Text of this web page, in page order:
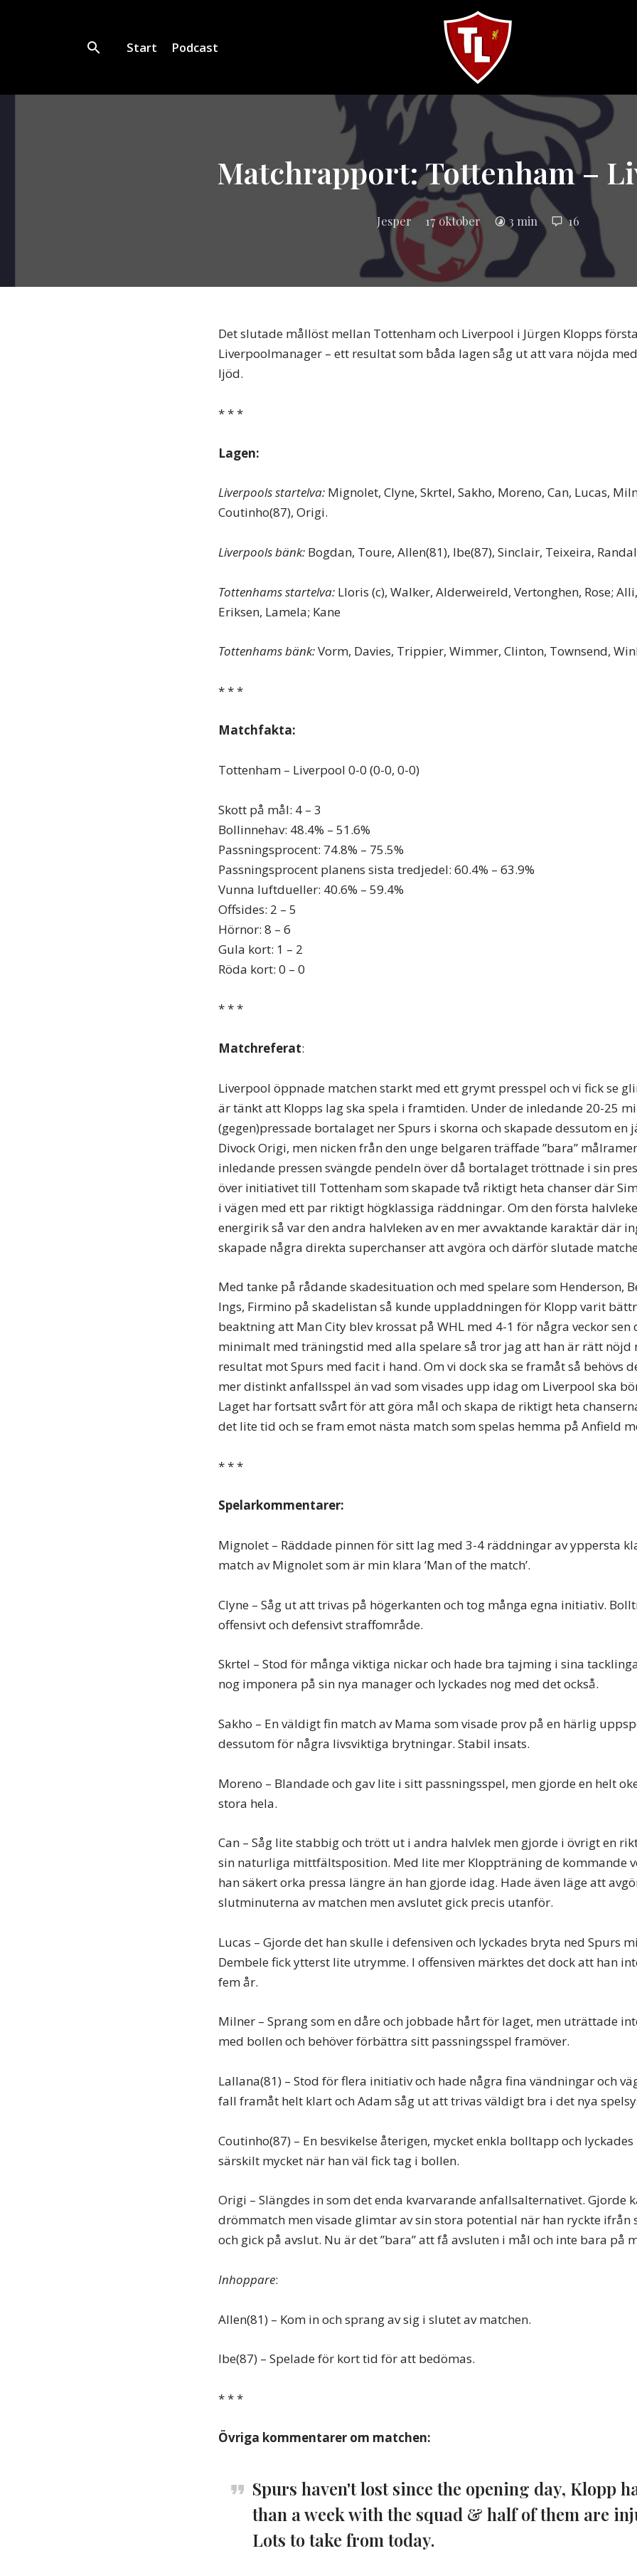
Sveriges
största
Liverpool
online
magazine!
Start Podcast
Matchrapport: Tottenham –
Jesper 17 oktober 3 min 16
Det slutade mållöst mellan Tottenham och Liverpool i Jürgen Klopps
Liverpoolmanager – ett resultat som båda lagen såg ut att vara nöjda
ljöd.
* * *
Lagen:
Liverpools startelva: Mignolet, Clyne, Skrtel, Sakho, Moreno, Can, Lucas,
Coutinho(87), Origi.
Liverpools bänk: Bogdan, Toure, Allen(81), Ibe(87), Sinclair, Teixeira,
Tottenhams startelva: Lloris (c), Walker, Alderweireld, Vertonghen, Rose;
Eriksen, Lamela; Kane
Tottenhams bänk:Vorm, Davies, Trippier, Wimmer, Clinton, Townsend,
* * *
Matchfakta:
Tottenham – Liverpool 0-0 (0-0, 0-0)
Skott på mål: 4 – 3
Bollinnehav: 48.4% – 51.6%
Passningsprocent: 74.8% – 75.5%
Passningsprocent planens sista tredjedel: 60.4% – 63.9%
Vunna luftdueller: 40.6% – 59.4%
Offsides: 2 – 5
Hörnor: 8 – 6
Gula kort: 1 – 2
Röda kort: 0 – 0
* * *
Matchreferat:
Liverpool öppnade matchen starkt med ett grymt presspel och vi fick se
är tänkt att Klopps lag ska spela i framtiden. Under de inledande 20-25
(gegen)pressade bortalaget ner Spurs i skorna och skapade dessutom en
Divock Origi, men nicken från den unge belgaren träffade ”bara”
inledande pressen svängde pendeln över då bortalaget tröttnade i sin
över initiativet till Tottenham som skapade två riktigt heta chanser där
i vägen med ett par riktigt högklassiga räddningar. Om den första
energirik så var den andra halvleken av en mer avvaktande karaktär där
skapade några direkta superchanser att avgöra och därför slutade
Med tanke på rådande skadesituation och med spelare som Henderson,
Ings, Firmino på skadelistan så kunde uppladdningen för Klopp varit
beaktning att Man City blev krossat på WHL med 4-1 för några veckor sen
minimalt med träningstid med alla spelare så tror jag att han är rätt nöjd
resultat mot Spurs med facit i hand. Om vi dock ska se framåt så behövs
mer distinkt anfallsspel än vad som visades upp idag om Liverpool ska
Laget har fortsatt svårt för att göra mål och skapa de riktigt heta
det lite tid och se fram emot nästa match som spelas hemma på Anfield
* * *
Spelarkommentarer:
Mignolet – Räddade pinnen för sitt lag med 3-4 räddningar av yppersta
match av Mignolet som är min klara ’Man of the match’.
Clyne – Såg ut att trivas på högerkanten och tog många egna initiativ.
offensivt och defensivt straffområde.
Skrtel – Stod för många viktiga nickar och hade bra tajming i sina
nog imponera på sin nya manager och lyckades nog med det också.
Sakho – En väldigt fin match av Mama som visade prov på en härlig
dessutom för några livsviktiga brytningar. Stabil insats.
Moreno – Blandade och gav lite i sitt passningsspel, men gjorde en helt
stora hela.
Can – Såg lite stabbig och trött ut i andra halvlek men gjorde i övrigt en
sin naturliga mittfältsposition. Med lite mer Kloppträning de kommande
han säkert orka pressa längre än han gjorde idag. Hade även läge att
slutminuterna av matchen men avslutet gick precis utanför.
Lucas – Gjorde det han skulle i defensiven och lyckades bryta ned Spurs
Dembele fick ytterst lite utrymme. I offensiven märktes det dock att han
fem år.
Milner – Sprang som en dåre och jobbade hårt för laget, men uträttade
med bollen och behöver förbättra sitt passningsspel framöver.
Lallana(81) – Stod för flera initiativ och hade några fina vändningar och
fall framåt helt klart och Adam såg ut att trivas väldigt bra i det nya
Coutinho(87) – En besvikelse återigen, mycket enkla bolltapp och
särskilt mycket när han väl fick tag i bollen.
Origi – Slängdes in som det enda kvarvarande anfallsalternativet. Gjorde
drömmatch men visade glimtar av sin stora potential när han ryckte ifrån
och gick på avslut. Nu är det ”bara” att få avsluten i mål och inte bara på
Inhoppare:
Allen(81) – Kom in och sprang av sig i slutet av matchen.
Ibe(87) – Spelade för kort tid för att bedömas.
* * *
Övriga kommentarer om matchen:
Spurs haven't lost since the opening day, Klopp
than a week with the squad & half of them are
Lots to take from today.